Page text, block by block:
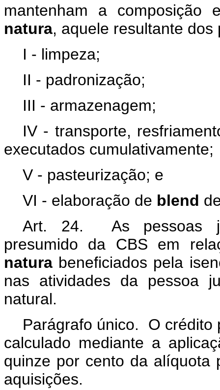
mantenham a
natura, aquele resultante dos
I - limpeza;
II - padronização;
III - armazenagem;
IV - transporte,
executados cumulativamente;
V - pasteurização; e
VI - elaboração de blend
Art. 24. As pessoas
presumido da CBS em
natura beneficiados pela
nas atividades da pessoa
natural.
Parágrafo único. O
calculado mediante a
quinze por cento da alíquota
aquisições.